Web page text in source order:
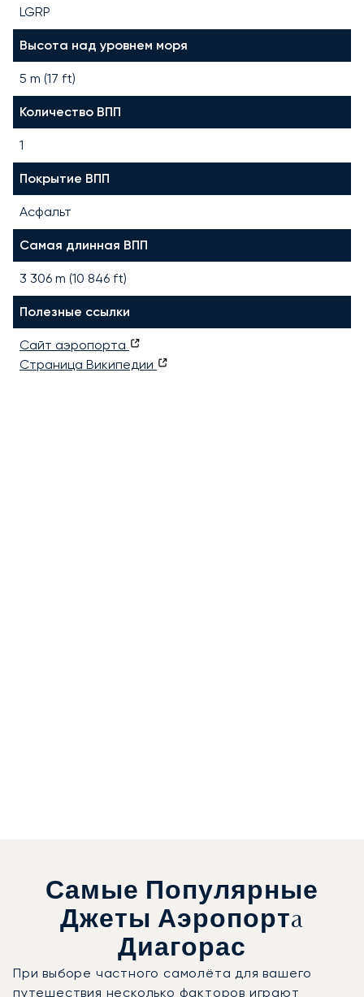
LGRP
Высота над уровнем моря
5 m (17 ft)
Количество ВПП
1
Покрытие ВПП
Асфальт
Самая длинная ВПП
3 306 m (10 846 ft)
Полезные ссылки
Сайт аэропорта
Страница Википедии
Самые Популярные
Джеты Аэропортa
Диагорас
При выборе частного самолёта для вашего
путешествия несколько факторов играют